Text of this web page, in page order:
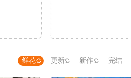
鲜花 更新 新作 完结